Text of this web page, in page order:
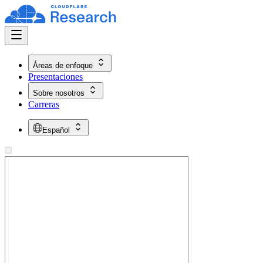
Áreas de enfoque
Presentaciones
Sobre nosotros
Carreras
Español